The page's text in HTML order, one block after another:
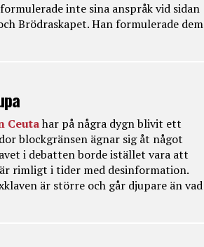
inte sina anspråk vid sidan
Brödraskapet. Han formulerade dem
Ceutahar på några dygn blivit ett
blockgränsen ägnar sig åt något
i debatten borde istället vara att
rimligt i tider med desinformation.
är större och går djupare än vad